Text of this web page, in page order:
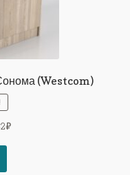
(Westcom)
₽Текущая